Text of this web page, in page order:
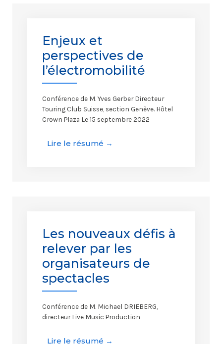
Enjeux et
perspectives de
l’électromobilité
Conférence de M. Yves Gerber Directeur
Touring Club Suisse, section Genève. Hôtel
Crown Plaza Le 15 septembre 2022
Lire le résumé →
Les nouveaux défis à
relever par les
organisateurs de
spectacles
Conférence de M. Michael DRIEBERG,
directeur Live Music Production
Lire le résumé →